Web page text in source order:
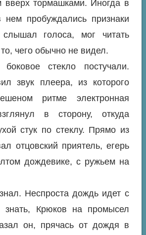
вверх тормашками. Иногда в
нем пробуждались признаки
голоса, мог читать
чего обычно не видел.
стекло постучали.
звук плеера, из которого
ритме электронная
в сторону, откуда
стук по стеклу. Прямо из
отцовский приятель, егерь
дождевике, с ружьем на
Неспроста дождь идет с
знать, Крюков на промысел
он, прячась от дождя в